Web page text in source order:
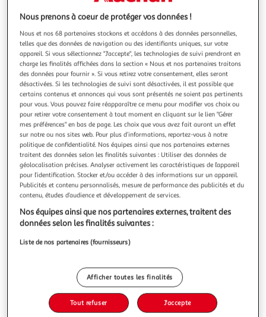
précédentesuivante
BABY PRICE
Commode à langer 3 tiroirs NEW BASIC Boutons
Etoile Gris
Fabrication Française
En savoir +
Garantie fabricant: 2 ans *
Vendu par M25
Livraison dès 8/9 jours
Livraison offerte
Plus d'options
Vendu parM25 269,59€
Livraison dès 1/2 semaines
GpasPlus
Livraison dès 4/5 jours
Nous prenons à coeur de protéger vos données !
Nous et nos 68 partenaires stockons et accédons à des données personnelles,
telles que des données de navigation ou des identifiants uniques, sur votre
appareil. Si vous sélectionnez "J'accepte", les technologies de suivi prendront en
charge les finalités affichées dans la section « Nous et nos partenaires traitons
des données pour fournir ». Si vous retirez votre consentement, elles seront
désactivées. Si les technologies de suivi sont désactivées, il est possible que
certains contenus et annonces qui vous sont présentés ne soient pas pertinents
pour vous. Vous pouvez faire réapparaître ce menu pour modifier vos choix ou
pour retirer votre consentement à tout moment en cliquant sur le lien "Gérer
mes préférences" en bas de page. Les choix que vous avez fait auront un effet
sur notre ou nos sites web. Pour plus d’informations, reportez-vous à notre
politique de confidentialité. Nos équipes ainsi que nos partenaires externes
traitent des données selon les finalités suivantes : Utiliser des données de
géolocalisation précises. Analyser activement les caractéristiques de l’appareil
pour l’identification. Stocker et/ou accéder à des informations sur un appareil.
Publicités et contenu personnalisés, mesure de performance des publicités et du
contenu, études d’audience et développement de services.
Nos équipes ainsi que nos partenaires externes, traitent des
données selon les finalités suivantes :
Liste de nos partenaires (fournisseurs)
Afficher toutes les finalités
Tout refuser J'accepte